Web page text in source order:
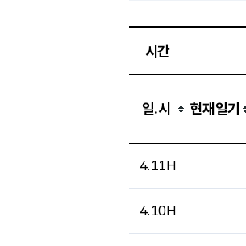
시간
일.시 현재일기
4.11H
4.10H